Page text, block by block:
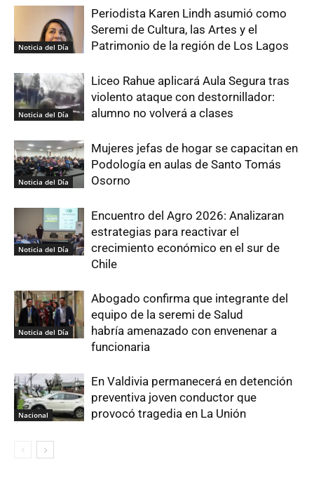
Noticia del Día
Periodista Karen Lindh asumió como
Seremi de Cultura, las Artes y el
Patrimonio de la región de Los Lagos
Noticia del Día
Liceo Rahue aplicará Aula Segura tras
violento ataque con destornillador:
alumno no volverá a clases
Noticia del Día
Mujeres jefas de hogar se capacitan en
Podología en aulas de Santo Tomás
Osorno
Noticia del Día
Encuentro del Agro 2026: Analizaran
estrategias para reactivar el
crecimiento económico en el sur de
Chile
Noticia del Día
Abogado confirma que integrante del
equipo de la seremi de Salud
habría amenazado con envenenar a
funcionaria
Nacional
En Valdivia permanecerá en detención
preventiva joven conductor que
provocó tragedia en La Unión